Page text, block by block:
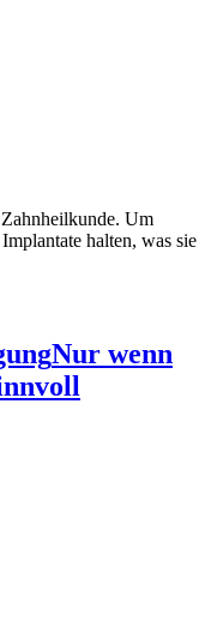
Um
halten, was sie
Nur wenn